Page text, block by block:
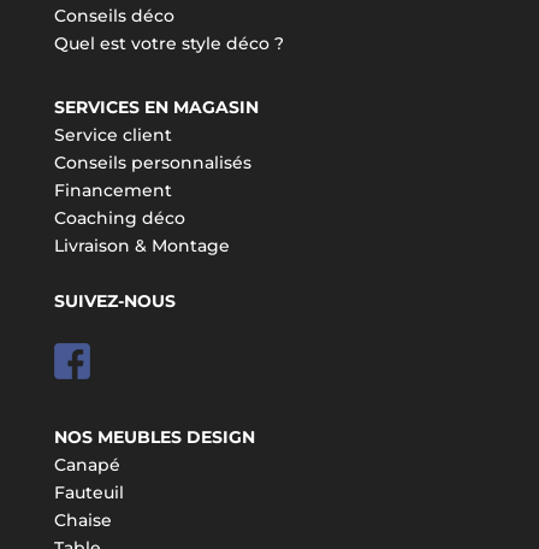
Conseils déco
Quel est votre style déco ?
SERVICES EN MAGASIN
Service client
Conseils personnalisés
Financement
Coaching déco
Livraison & Montage
SUIVEZ-NOUS
NOS MEUBLES DESIGN
Canapé
Fauteuil
Chaise